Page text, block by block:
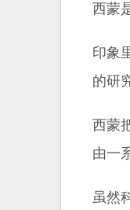
西蒙
印象
的研
西蒙
由一
虽然